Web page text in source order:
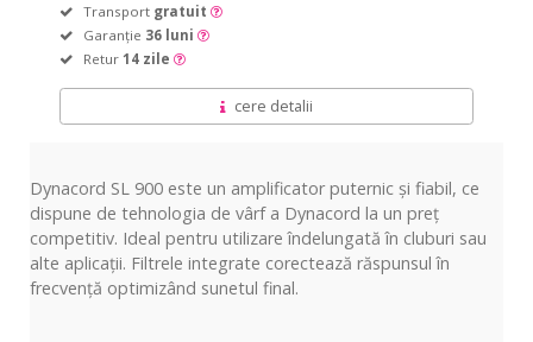
Transport gratuit
Garanție 36 luni
Retur 14 zile
cere detalii
Dynacord SL 900 este un amplificator puternic și fiabil, ce
dispune de tehnologia de vârf a Dynacord la un preț
competitiv. Ideal pentru utilizare îndelungată în cluburi sau
alte aplicații. Filtrele integrate corectează răspunsul în
frecvență optimizând sunetul final.